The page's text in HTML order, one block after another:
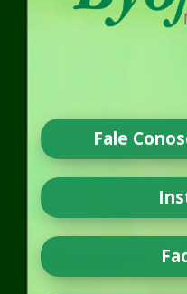
Fale